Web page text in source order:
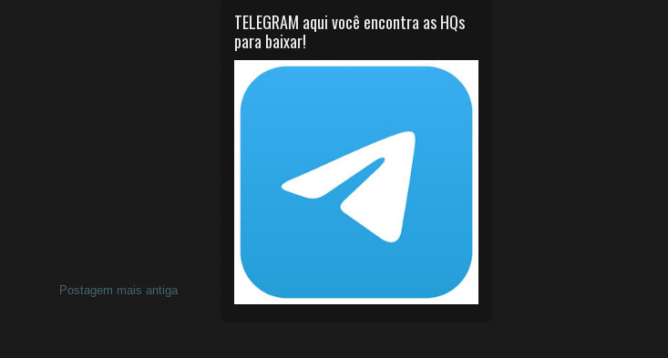
Postagem mais antiga
TELEGRAM aqui você encontra as HQs
para baixar!